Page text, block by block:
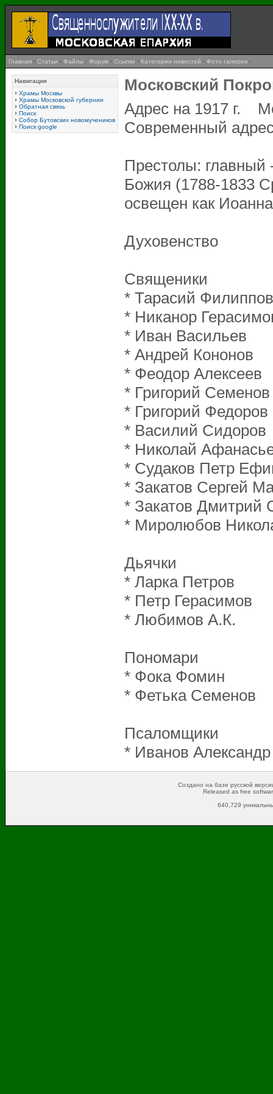
Главная · Статьи · Файлы · Форум · Ссылки · Категории новостей · Фото галерея ·
Навигация
Храмы Москвы
Храмы Московской губернии
Обратная связь
Поиск
Собор Бутовских новомучеников
Поиск google
Московский
Адрес на 1917 г.
Современный
Престолы: главный
Божия (1788-1833
освещен как
Духовенство
Священики
* Тарасий
* Никанор
* Иван
* Андрей
* Феодор
* Григорий
* Григорий
* Василий
* Николай
* Судаков
* Закатов
* Закатов
* Миролюбов
Дьячки
* Ларка
* Петр
*
Пономари
* Фока
* Фетька
Псаломщики
* Иванов Александр
Создано на базе русской
Released as free
640,729